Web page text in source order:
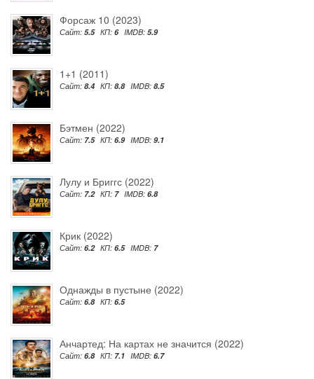
Форсаж 10 (2023)
Сайт: 5.5 КП: 6 IMDB: 5.9
1+1 (2011)
Сайт: 8.4 КП: 8.8 IMDB: 8.5
Бэтмен (2022)
Сайт: 7.5 КП: 6.9 IMDB: 9.1
Лулу и Бриггс (2022)
Сайт: 7.2 КП: 7 IMDB: 6.8
Крик (2022)
Сайт: 6.2 КП: 6.5 IMDB: 7
Однажды в пустыне (2022)
Сайт: 6.8 КП: 6.5
Анчартед: На картах не значится (2022)
Сайт: 6.8 КП: 7.1 IMDB: 6.7